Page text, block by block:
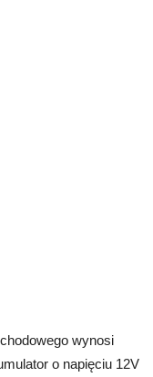
wynosi
o napięciu 12V